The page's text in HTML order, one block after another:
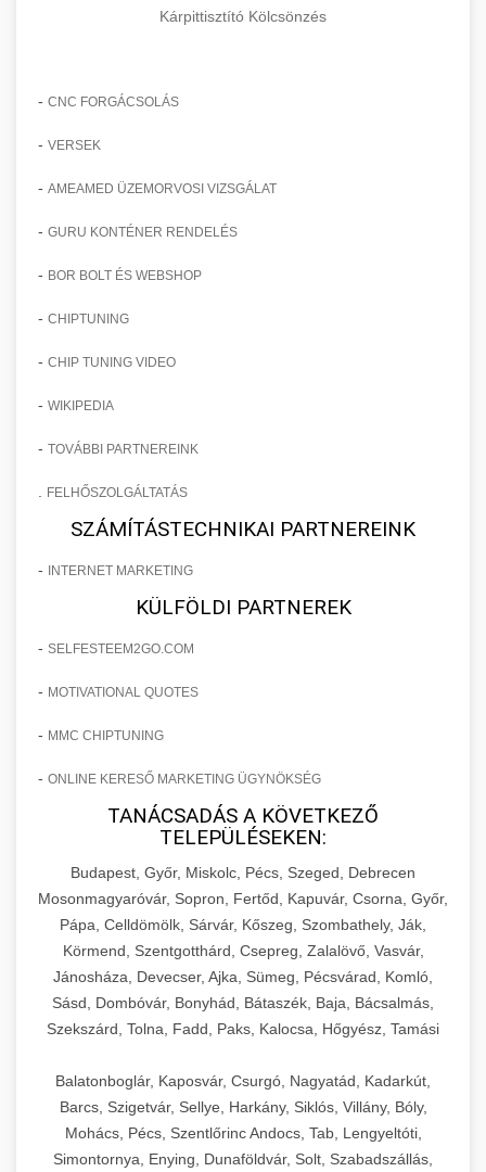
Kárpittisztító Kölcsönzés
- CNC FORGÁCSOLÁS
- VERSEK
- AMEAMED ÜZEMORVOSI VIZSGÁLAT
- GURU KONTÉNER RENDELÉS
- BOR BOLT ÉS WEBSHOP
- CHIPTUNING
- CHIP TUNING VIDEO
- WIKIPEDIA
- TOVÁBBI PARTNEREINK
FELHŐSZOLGÁLTATÁS
SZÁMÍTÁSTECHNIKAI PARTNEREINK
- INTERNET MARKETING
KÜLFÖLDI PARTNEREK
- SELFESTEEM2GO.COM
- MOTIVATIONAL QUOTES
- MMC CHIPTUNING
- ONLINE KERESŐ MARKETING ÜGYNÖKSÉG
TANÁCSADÁS A KÖVETKEZŐ
TELEPÜLÉSEKEN:
Budapest, Győr, Miskolc, Pécs, Szeged, Debrecen
Mosonmagyaróvár, Sopron, Fertőd, Kapuvár, Csorna, Győr,
Pápa, Celldömölk, Sárvár, Kőszeg, Szombathely, Ják,
Körmend, Szentgotthárd, Csepreg, Zalalövő, Vasvár,
Jánosháza, Devecser, Ajka, Sümeg, Pécsvárad, Komló,
Sásd, Dombóvár, Bonyhád, Bátaszék, Baja, Bácsalmás,
Szekszárd, Tolna, Fadd, Paks, Kalocsa, Hőgyész, Tamási
Balatonboglár, Kaposvár, Csurgó, Nagyatád, Kadarkút,
Barcs, Szigetvár, Sellye, Harkány, Siklós, Villány, Bóly,
Mohács, Pécs, Szentlőrinc Andocs, Tab, Lengyeltóti,
Simontornya, Enying, Dunaföldvár, Solt, Szabadszállás,